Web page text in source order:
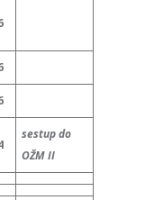
sestup do
OŽM II